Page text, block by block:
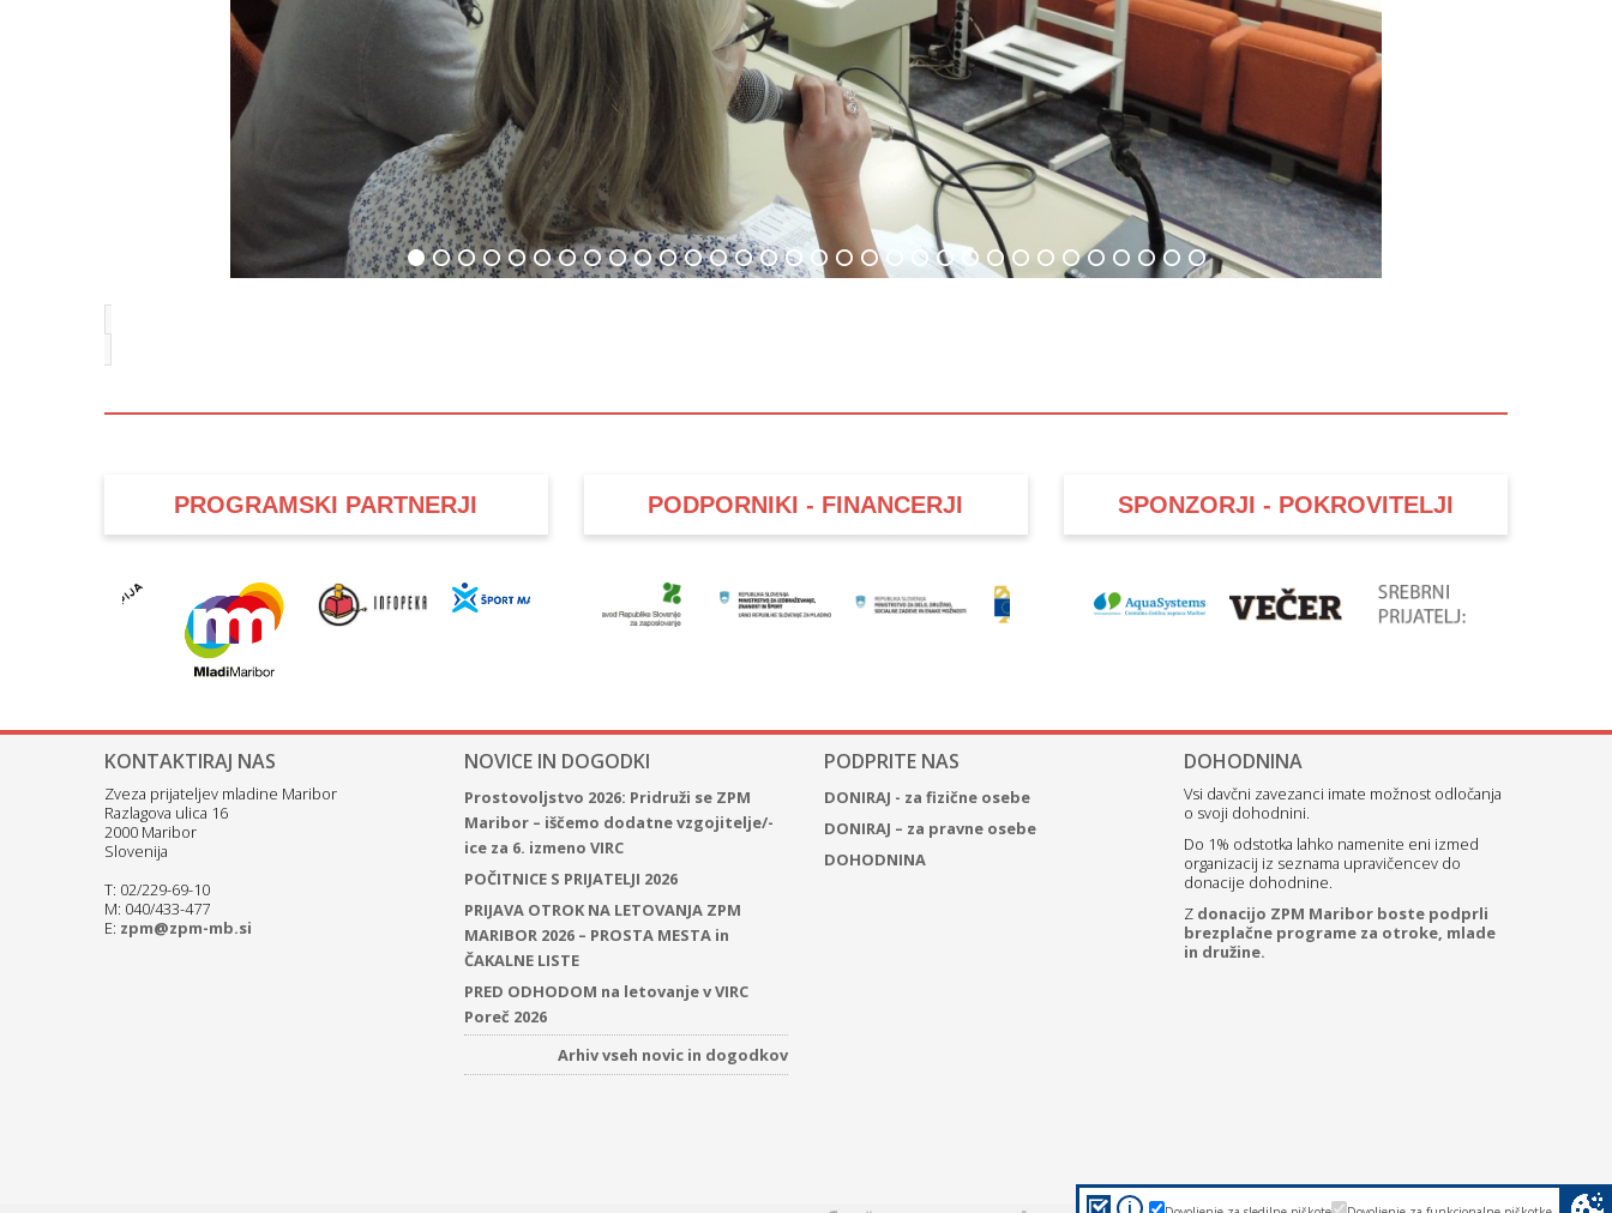
PROGRAMSKI PARTNERJI PODPORNIKI - FINANCERJI SPONZORJI - POKROVITELJI
KONTAKTIRAJ NAS
Zveza prijateljev mladine Maribor
Razlagova ulica 16
2000 Maribor
Slovenija
T: 02/229-69-10
M: 040/433-477
E: zpm@zpm-mb.si
NOVICE IN DOGODKI
Prostovoljstvo 2026: Pridruži se ZPM
Maribor – iščemo dodatne vzgojitelje/-
ice za 6. izmeno VIRC
POČITNICE S PRIJATELJI 2026
PRIJAVA OTROK NA LETOVANJA ZPM
MARIBOR 2026 – PROSTA MESTA in
ČAKALNE LISTE
PRED ODHODOM na letovanje v VIRC
Poreč 2026
Arhiv vseh novic in dogodkov
PODPRITE NAS
DONIRAJ - za fizične osebe
DONIRAJ – za pravne osebe
DOHODNINA
DOHODNINA
Vsi davčni zavezanci imate možnost odločanja
o svoji dohodnini.
Do 1% odstotka lahko namenite eni izmed
organizacij iz seznama upravičencev do
donacije dohodnine.
Z donacijo ZPM Maribor boste podprli
brezplačne programe za otroke, mlade
in družine.
i